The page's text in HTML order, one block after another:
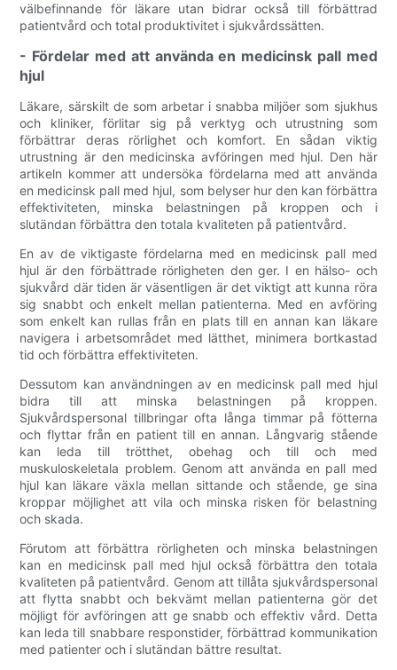
välbefinnande för läkare utan bidrar också till förbättrad
patientvård och total produktivitet i sjukvårdssätten.
- Fördelar med att använda en medicinsk pall med
hjul
Läkare, särskilt de som arbetar i snabba miljöer som sjukhus
och kliniker, förlitar sig på verktyg och utrustning som
förbättrar deras rörlighet och komfort. En sådan viktig
utrustning är den medicinska avföringen med hjul. Den här
artikeln kommer att undersöka fördelarna med att använda
en medicinsk pall med hjul, som belyser hur den kan förbättra
effektiviteten, minska belastningen på kroppen och i
slutändan förbättra den totala kvaliteten på patientvård.
En av de viktigaste fördelarna med en medicinsk pall med
hjul är den förbättrade rörligheten den ger. I en hälso- och
sjukvård där tiden är väsentligen är det viktigt att kunna röra
sig snabbt och enkelt mellan patienterna. Med en avföring
som enkelt kan rullas från en plats till en annan kan läkare
navigera i arbetsområdet med lätthet, minimera bortkastad
tid och förbättra effektiviteten.
Dessutom kan användningen av en medicinsk pall med hjul
bidra till att minska belastningen på kroppen.
Sjukvårdspersonal tillbringar ofta långa timmar på fötterna
och flyttar från en patient till en annan. Långvarig stående
kan leda till trötthet, obehag och till och med
muskuloskeletala problem. Genom att använda en pall med
hjul kan läkare växla mellan sittande och stående, ge sina
kroppar möjlighet att vila och minska risken för belastning
och skada.
Förutom att förbättra rörligheten och minska belastningen
kan en medicinsk pall med hjul också förbättra den totala
kvaliteten på patientvård. Genom att tillåta sjukvårdspersonal
att flytta snabbt och bekvämt mellan patienterna gör det
möjligt för avföringen att ge snabb och effektiv vård. Detta
kan leda till snabbare responstider, förbättrad kommunikation
med patienter och i slutändan bättre resultat.